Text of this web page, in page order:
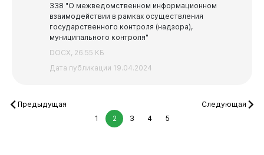
338 "О межведомственном информационном
взаимодействии в рамках осуществления
государственного контроля (надзора),
муниципального контроля"
DOCX, 26.55 КБ
Дата публикации 19.04.2024
Предыдущая
1
2 3 4 5
Следующая